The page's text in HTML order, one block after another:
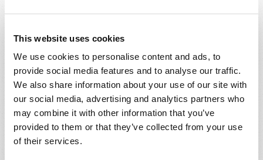
This website uses cookies
We use cookies to personalise content and ads, to
provide social media features and to analyse our traffic.
We also share information about your use of our site with
our social media, advertising and analytics partners who
may combine it with other information that you’ve
provided to them or that they’ve collected from your use
of their services.